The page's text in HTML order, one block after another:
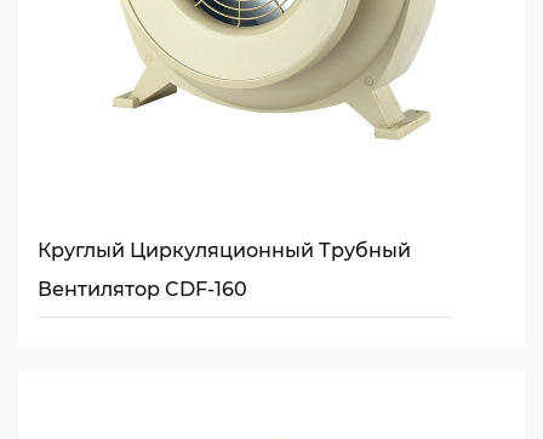
Круглый Циркуляционный Трубный
Вентилятор CDF-160